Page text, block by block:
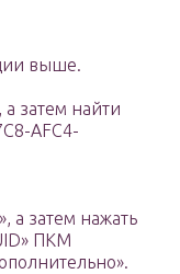
выше.
а затем найти
AFC4-
а затем нажать
ПКМ